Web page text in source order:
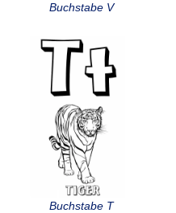
Buchstabe V
Buchstabe T